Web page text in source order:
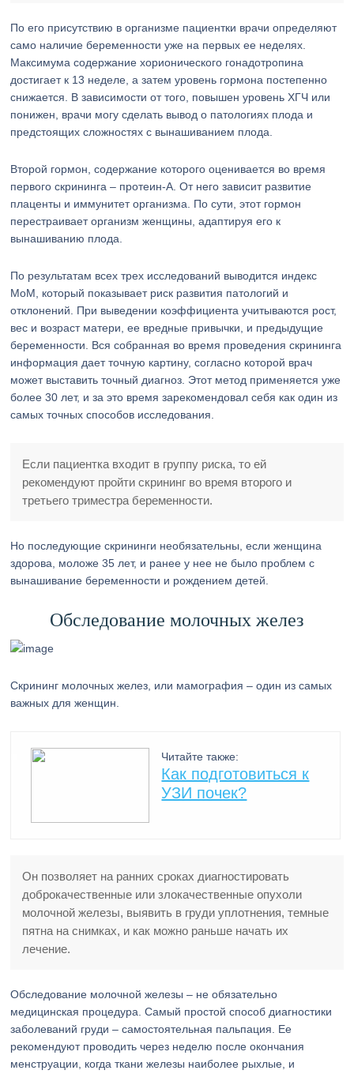
По его присутствию в организме пациентки врачи определяют
само наличие беременности уже на первых ее неделях.
Максимума содержание хорионического гонадотропина
достигает к 13 неделе, а затем уровень гормона постепенно
снижается. В зависимости от того, повышен уровень ХГЧ или
понижен, врачи могу сделать вывод о патологиях плода и
предстоящих сложностях с вынашиванием плода.
Второй гормон, содержание которого оценивается во время
первого скрининга – протеин-А. От него зависит развитие
плаценты и иммунитет организма. По сути, этот гормон
перестраивает организм женщины, адаптируя его к
вынашиванию плода.
По результатам всех трех исследований выводится индекс
МоМ, который показывает риск развития патологий и
отклонений. При выведении коэффициента учитываются рост,
вес и возраст матери, ее вредные привычки, и предыдущие
беременности. Вся собранная во время проведения скрининга
информация дает точную картину, согласно которой врач
может выставить точный диагноз. Этот метод применяется уже
более 30 лет, и за это время зарекомендовал себя как один из
самых точных способов исследования.
Если пациентка входит в группу риска, то ей
рекомендуют пройти скрининг во время второго и
третьего триместра беременности.
Но последующие скрининги необязательны, если женщина
здорова, моложе 35 лет, и ранее у нее не было проблем с
вынашивание беременности и рождением детей.
Обследование молочных желез
Скрининг молочных желез, или мамография – один из самых
важных для женщин.
Читайте также:
Как подготовиться к
УЗИ почек?
Он позволяет на ранних сроках диагностировать
доброкачественные или злокачественные опухоли
молочной железы, выявить в груди уплотнения, темные
пятна на снимках, и как можно раньше начать их
лечение.
Обследование молочной железы – не обязательно
медицинская процедура. Самый простой способ диагностики
заболеваний груди – самостоятельная пальпация. Ее
рекомендуют проводить через неделю после окончания
менструации, когда ткани железы наиболее рыхлые, и